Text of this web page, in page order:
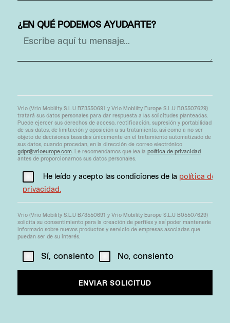
¿EN QUÉ PODEMOS AYUDARTE?
Vrio (Vrio Mobility S.L.U B73550691 y Vrio Mobility Europe S.L.U B05507629)
tratará sus datos personales para dar respuesta a las solicitudes planteadas.
Puede ejercer sus derechos de acceso, rectificación, supresión y portabilidad
de sus datos, de limitación y oposición a su tratamiento, así como a no ser
objeto de decisiones basadas únicamente en el tratamiento automatizado de
sus datos, cuando procedan, en la dirección de correo electrónico
gdpr@vrioeurope.com . Le recomendamos que lea la política de privacidad
antes de proporcionarnos sus datos personales.
He leído y acepto las condiciones de la política de
privacidad.
Vrio (Vrio Mobility S.L.U B73550691 y Vrio Mobility Europe S.L.U B05507629)
solicita su consentimiento para la creación de perfiles y así poder mantenerle
informado sobre nuevos productos y servicio de empresas asociadas que
puedan ser de su interés.
Sí, consiento No, consiento